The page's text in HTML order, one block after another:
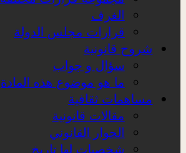
الغرف
قرارات مجلس الدولة
شروح قانونية
سؤال و جواب
ما هو موضوع هذه المادة
مساهمات ثقافية
مقالات قانونية
الحوار القانوني
شخصيات لها تاريخ